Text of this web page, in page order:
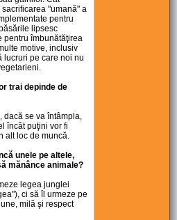
"umană" a
pentru
lipsesc
pentru îmbunătăţirea
motive, inclusiv
lucruri pe care noi nu
trai depinde de
dacă se va întâmpla,
încât puţini vor fi
alt loc de muncă.
unele pe altele,
mănânce animale?
legea junglei
ci să îl urmeze pe
milă şi respect